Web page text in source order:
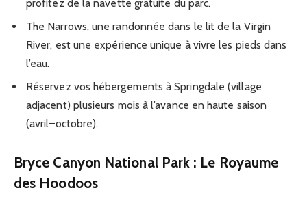
profitez de la navette gratuite du parc.
The Narrows, une randonnée dans le lit de la Virgin
River, est une expérience unique à vivre les pieds dans
l’eau.
Réservez vos hébergements à Springdale (village
adjacent) plusieurs mois à l’avance en haute saison
(avril–octobre).
Bryce Canyon National Park : Le Royaume
des Hoodoos